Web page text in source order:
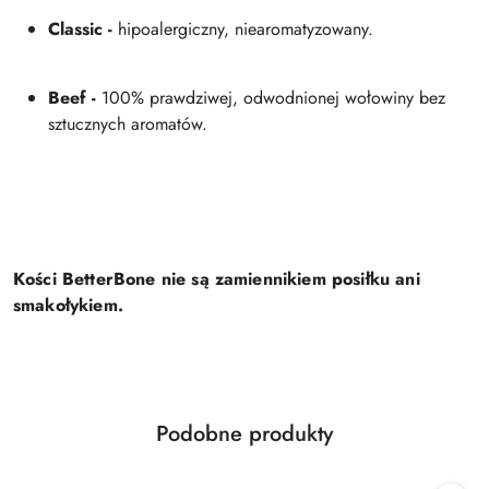
Classic - hipoalergiczny, niearomatyzowany.
Beef - 100% prawdziwej, odwodnionej wołowiny bez
sztucznych aromatów.
Kości BetterBone nie są zamiennikiem posiłku ani
smakołykiem.
Pomiń karuzelę produktów
Produkty
Podobne produkty